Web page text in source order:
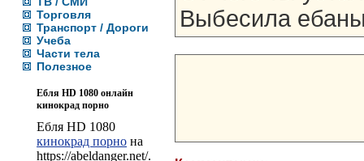
Торговля
Транспорт / Дороги
Учеба
Части тела
Полезное
Ебля HD 1080 онлайн
кинокрад порно
Ебля HD 1080
кинокрад порно на
https://abeldanger.net/.
Выбесила